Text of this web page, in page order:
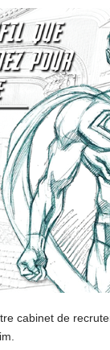
cabinet de